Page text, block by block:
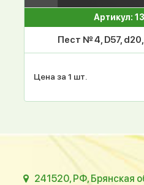
Артикул:
Пест № 4, D57,
Цена за 1 шт.
241520, РФ, Брянская